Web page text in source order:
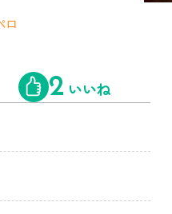
ロ
2 いいね